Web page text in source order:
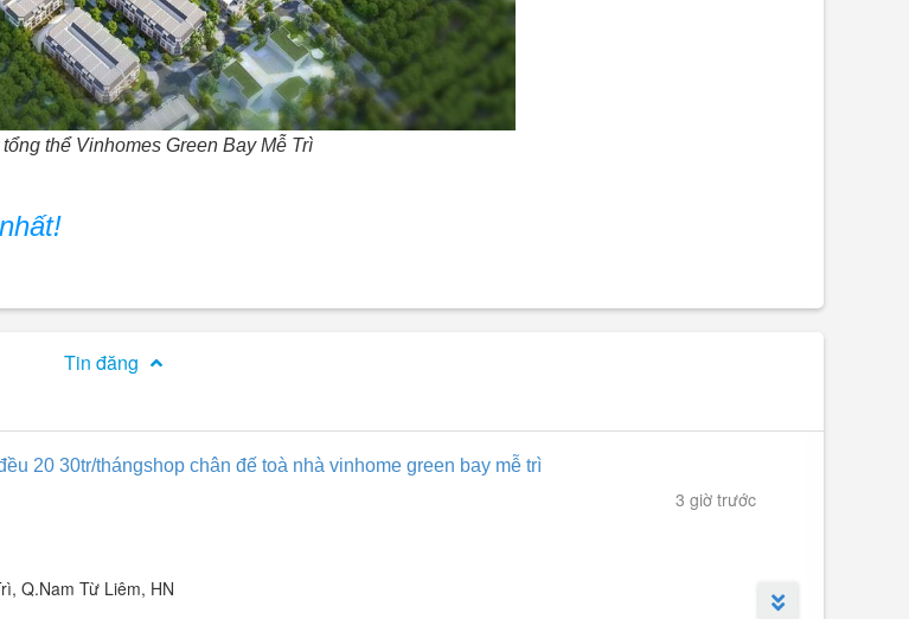
thể Vinhomes Green Bay Mễ Trì
Tin đăng
20 30tr/thángshop chân đế toà nhà vinhome green bay mễ trì
3 giờ trước
Q.Nam Từ Liêm, HN